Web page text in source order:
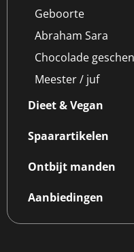
Geboorte
Abraham Sara
Chocolade
Meester / juf
Dieet & Vegan
Spaarartikelen
Ontbijt manden
Aanbiedingen